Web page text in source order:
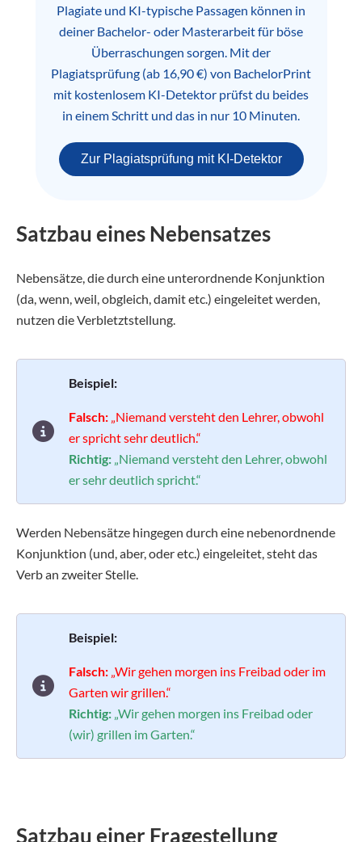
Plagiate und KI-typische Passagen können in
deiner Bachelor- oder Masterarbeit für böse
Überraschungen sorgen. Mit der
Plagiatsprüfung (ab 16,90 €) von BachelorPrint
mit kostenlosem KI-Detektor prüfst du beides
in einem Schritt und das in nur 10 Minuten.
Zur Plagiatsprüfung mit KI-Detektor
Satzbau eines Nebensatzes
Nebensätze, die durch eine unterordnende Konjunktion
(da, wenn, weil, obgleich, damit etc.) eingeleitet werden,
nutzen die Verbletztstellung.
Beispiel:
Falsch: „Niemand versteht den Lehrer, obwohl
er spricht sehr deutlich.“
Richtig: „Niemand versteht den Lehrer, obwohl
er sehr deutlich spricht.“
Werden Nebensätze hingegen durch eine nebenordnende
Konjunktion (und, aber, oder etc.) eingeleitet, steht das
Verb an zweiter Stelle.
Beispiel:
Falsch: „Wir gehen morgen ins Freibad oder im
Garten wir grillen.“
Richtig: „Wir gehen morgen ins Freibad oder
(wir) grillen im Garten.“
Satzbau einer Fragestellung